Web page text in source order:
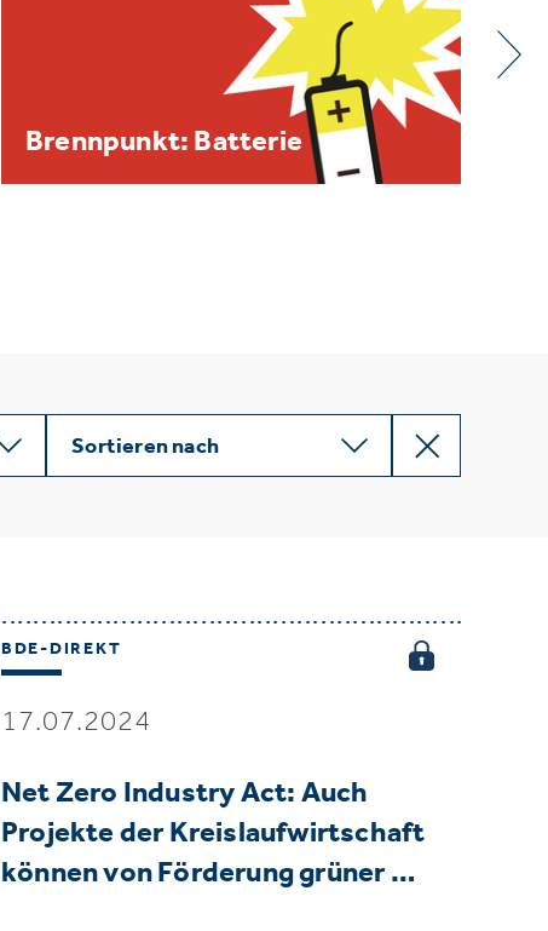
BDE/VOEB-Europaspiegel
Dezember 2025
Sortieren nach
BDE-DIREKT
17.07.2024
Net Zero Industry Act: Auch
Projekte der Kreislaufwirtschaft
können von Förderung grüner …